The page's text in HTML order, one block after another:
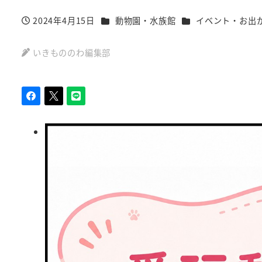
投稿日
2024年4月15日 カテゴリー
動物園・水族館 カテゴリー
イベント・お出
いきもののわ編集部